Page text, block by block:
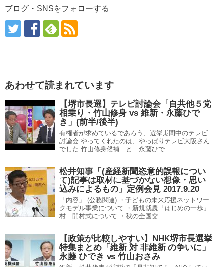
ブログ・SNSをフォローする
あわせて読まれています
【堺市長選】テレビ討論会「自共他５党
相乗り・竹山修身 vs 維新・永藤ひで
き」(前半/後半)
有権者が求めているであろう、選挙期間中のテレビ
討論会 やってくれたのは、やっぱりテレビ大阪さん
でした 竹山修身候補 と 永藤ひで...
松井知事「(産経新聞恣意的誤報につい
て)記事は取材に基づかない想像・思い
込みによるもの」定例会見 2017.9.20
「内容」 (公務関連) ・子どもの未来応援ネットワー
クモデル事業について ・新規就農「はじめの一歩」
村 開村式について ・秋の全国交...
【政策が比較しやすい】NHK堺市長選挙
特集まとめ「維新 対 非維新 の争いに」
永藤 ひでき vs 竹山おさみ